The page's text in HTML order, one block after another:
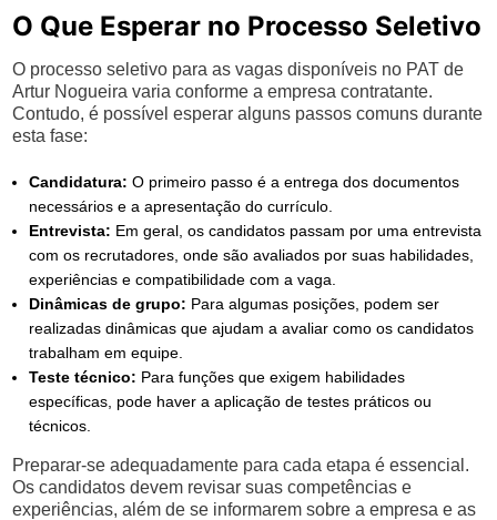
O Que Esperar no Processo Seletivo
O processo seletivo para as vagas disponíveis no PAT de
Artur Nogueira varia conforme a empresa contratante.
Contudo, é possível esperar alguns passos comuns durante
esta fase:
Candidatura: O primeiro passo é a entrega dos documentos
necessários e a apresentação do currículo.
Entrevista: Em geral, os candidatos passam por uma entrevista
com os recrutadores, onde são avaliados por suas habilidades,
experiências e compatibilidade com a vaga.
Dinâmicas de grupo: Para algumas posições, podem ser
realizadas dinâmicas que ajudam a avaliar como os candidatos
trabalham em equipe.
Teste técnico: Para funções que exigem habilidades
específicas, pode haver a aplicação de testes práticos ou
técnicos.
Preparar-se adequadamente para cada etapa é essencial.
Os candidatos devem revisar suas competências e
experiências, além de se informarem sobre a empresa e as